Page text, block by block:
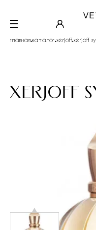
главная.каталог.xerjoff.xerjoff
xerjoff